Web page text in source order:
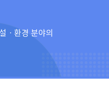
ㆍ환경 분야의